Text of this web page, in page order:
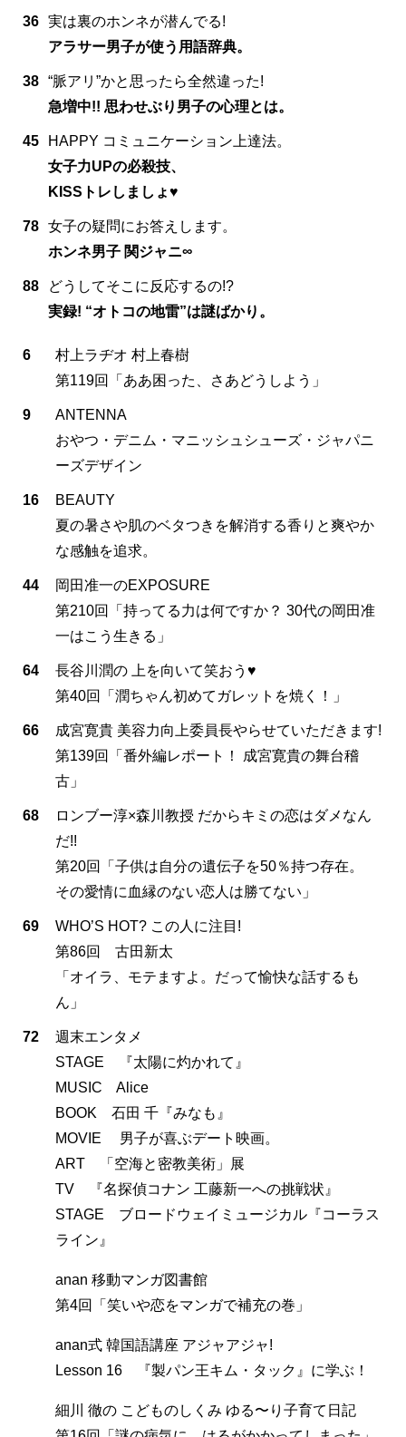
36 実は裏のホンネが潜んでる!
アラサー男子が使う用語辞典。
38 “脈アリ”かと思ったら全然違った!
急増中!! 思わせぶり男子の心理とは。
45
HAPPY コミュニケーション上達法。
女子力UPの必殺技、
KISSトレしましょ♥
78 女子の疑問にお答えします。
ホンネ男子 関ジャニ∞
88
どうしてそこに反応するの!?
実録! “オトコの地雷”は謎ばかり。
6
村上ラヂオ 村上春樹
第119回「ああ困った、さあどうしよう」
9
ANTENNA
おやつ・デニム・マニッシュシューズ・ジャパニ
ーズデザイン
16
BEAUTY
夏の暑さや肌のベタつきを解消する香りと爽やか
な感触を追求。
44
岡田准一のEXPOSURE
第210回「持ってる力は何ですか？ 30代の岡田准
一はこう生きる」
64
長谷川潤の 上を向いて笑おう♥
第40回「潤ちゃん初めてガレットを焼く！」
66
成宮寛貴 美容力向上委員長やらせていただきます!
第139回「番外編レポート！ 成宮寛貴の舞台稽
古」
68
ロンブー淳×森川教授 だからキミの恋はダメなん
だ!!
第20回「子供は自分の遺伝子を50％持つ存在。
その愛情に血縁のない恋人は勝てない」
69
WHO’S HOT? この人に注目!
第86回 古田新太
「オイラ、モテますよ。だって愉快な話するも
ん」
72
週末エンタメ
STAGE 『太陽に灼かれて』
MUSIC Alice
BOOK 石田 千『みなも』
MOVIE 男子が喜ぶデート映画。
ART 「空海と密教美術」展
TV 『名探偵コナン 工藤新一への挑戦状』
STAGE ブロードウェイミュージカル『コーラス
ライン』
anan 移動マンガ図書館
第4回「笑いや恋をマンガで補充の巻」
anan式 韓国語講座 アジャアジャ!
Lesson 16 『製パン王キム・タック』に学ぶ！
細川 徹の こどものしくみ ゆる〜り子育て日記